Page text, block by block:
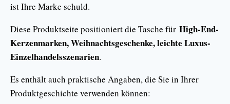
ist Ihre Marke schuld.
Diese Produktseite positioniert die Tasche für High-End-
Kerzenmarken, Weihnachtsgeschenke, leichte Luxus-
Einzelhandelsszenarien.
Es enthält auch praktische Angaben, die Sie in Ihrer
Produktgeschichte verwenden können: